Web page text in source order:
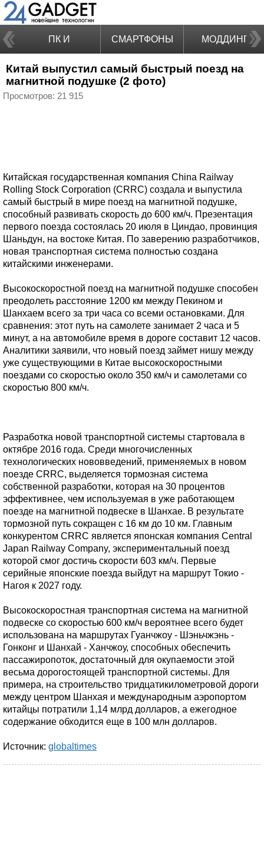
ПК И
НОУТБУКИ
СМАРТФОНЫ МОДДИНГ
Китай выпустил самый быстрый поезд на
магнитной подушке (2 фото)
Просмотров: 21 915
Китайская государственная компания China Railway
Rolling Stock Corporation (CRRC) создала и выпустила
самый быстрый в мире поезд на магнитной подушке,
способный развивать скорость до 600 км/ч. Презентация
первого поезда состоялась 20 июля в Циндао, провинция
Шаньдун, на востоке Китая. По заверению разработчиков,
новая транспортная система полностью создана
китайскими инженерами.
Высокоскоростной поезд на магнитной подушке способен
преодолеть расстояние 1200 км между Пекином и
Шанхаем всего за три часа со всеми остановками. Для
сравнения: этот путь на самолете занимает 2 часа и 5
минут, а на автомобиле время в дороге составит 12 часов.
Аналитики заявили, что новый поезд займет нишу между
уже существующими в Китае высокоскоростными
поездами со скоростью около 350 км/ч и самолетами со
скоростью 800 км/ч.
Разработка новой транспортной системы стартовала в
октябре 2016 года. Среди многочисленных
технологических нововведений, применяемых в новом
поезде CRRC, выделяется тормозная система
собственной разработки, которая на 30 процентов
эффективнее, чем используемая в уже работающем
поезде на магнитной подвеске в Шанхае. В результате
тормозной путь сокращен с 16 км до 10 км. Главным
конкурентом CRRC является японская компания Central
Japan Railway Company, экспериментальный поезд
которой смог достичь скорости 603 км/ч. Первые
серийные японские поезда выйдут на маршрут Токио -
Нагоя к 2027 году.
Высокоскоростная транспортная система на магнитной
подвеске со скоростью 600 км/ч вероятнее всего будет
использована на маршрутах Гуанчжоу - Шэньчжэнь -
Гонконг и Шанхай - Ханчжоу, способных обеспечить
пассажиропоток, достаточный для окупаемости этой
весьма дорогостоящей транспортной системы. Для
примера, на строительство тридцатикилометровой дороги
между центром Шанхая и международным аэропортом
китайцы потратили 1,14 млрд долларов, а ежегодное
содержание обходится еще в 100 млн долларов.
Источник: globaltimes